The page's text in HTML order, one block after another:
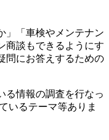
」「車検やメンテナン
商談もできるようにす
問にお答えするための
る情報の調査を行なっ
いるテーマ等ありま